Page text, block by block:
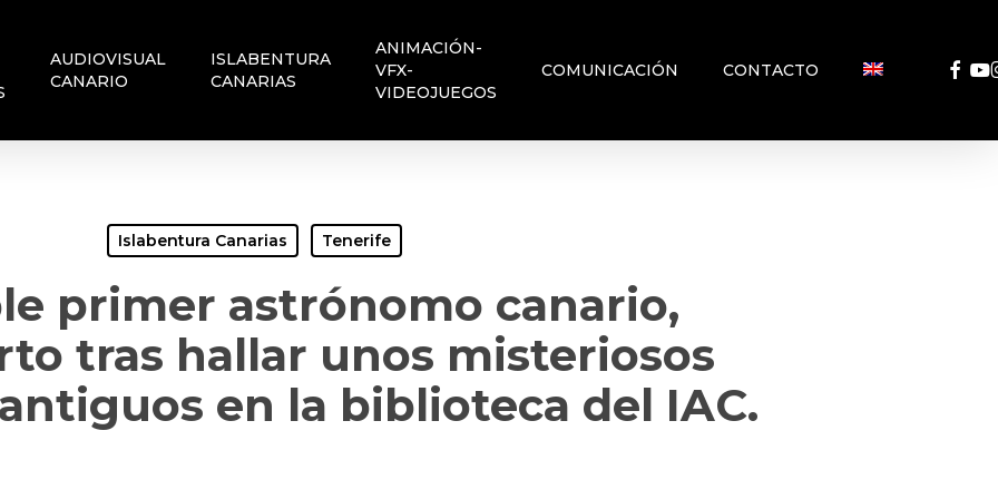
AUDIOVISUAL
CANARIO
ISLABENTURA
CANARIAS
ANIMACIÓN-
VFX-
VIDEOJUEGOS
COMUNICACIÓN CONTACTO
Islabentura Canarias Tenerife
primer astrónomo canario,
tras hallar unos misteriosos
en la biblioteca del IAC.